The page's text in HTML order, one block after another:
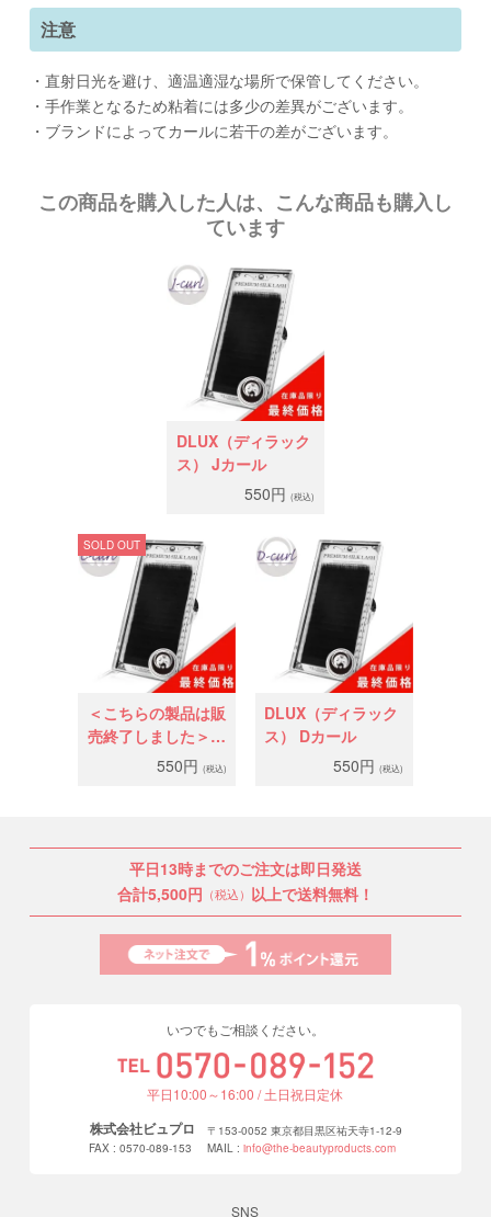
注意
・直射日光を避け、適温適湿な場所で保管してください。
・手作業となるため粘着には多少の差異がございます。
・ブランドによってカールに若干の差がございます。
この商品を購入した人は、こんな商品も購入し
ています
DLUX（ディラック
ス） Jカール
550円(税込)
＜こちらの製品は販
売終了しました＞
DLUX（ディラック
550円 (税込)
SOLD OUT
DLUX（ディラック
ス） Dカール
550円(税込)
平日13時までのご注文は即日発送
合計5,500円 （税込） 以上で送料無料！
いつでもご相談ください。
平日10:00～16:00 / 土日祝日定休
株式会社ビュプロ
〒153-0052 東京都目黒区祐天寺1-12-9
FAX : 0570-089-153
MAIL : info@the-beautyproducts.com
SNS